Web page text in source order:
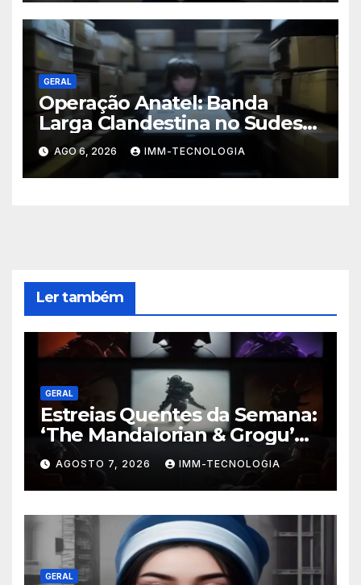
GERAL
Operação Anatel: Banda
Larga Clandestina no Sudeste
Sofre Grande Golpe com
Apreensão de R$ 24 Mil em
Equipamentos
AGO 6, 2026 IMM-TECNOLOGIA
Ler também
GERAL
Estreias Quentes da Semana:
‘The Mandalorian & Grogu’
Anunciado e Outros
Lançamentos Imperdíveis!
AGOSTO 7, 2026 IMM-TECNOLOGIA
GERAL